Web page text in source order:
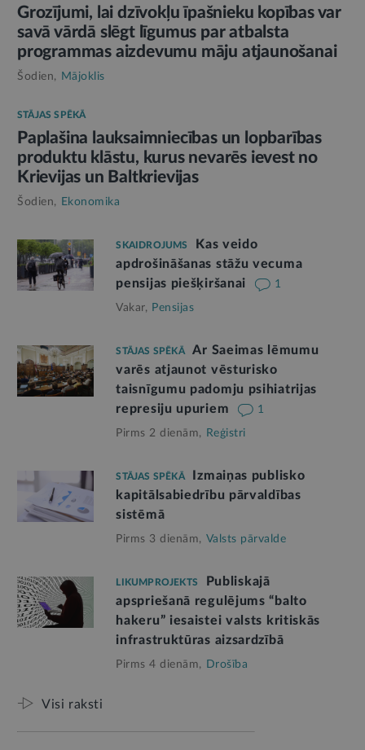
Grozījumi, lai dzīvokļu īpašnieku kopības var
savā vārdā slēgt līgumus par atbalsta
programmas aizdevumu māju atjaunošanai
Šodien, Mājoklis
STĀJAS SPĒKĀ
Paplašina lauksaimniecības un lopbarības
produktu klāstu, kurus nevarēs ievest no
Krievijas un Baltkrievijas
Šodien, Ekonomika
SKAIDROJUMS
Kas veido
apdrošināšanas stāžu vecuma
pensijas piešķiršanai
1
Vakar, Pensijas
STĀJAS SPĒKĀ
Ar Saeimas lēmumu
varēs atjaunot vēsturisko
taisnīgumu padomju psihiatrijas
represiju upuriem
1
Pirms 2 dienām, Reģistri
STĀJAS SPĒKĀ
Izmaiņas publisko
kapitālsabiedrību pārvaldības
sistēmā
Pirms 3 dienām, Valsts pārvalde
LIKUMPROJEKTS
Publiskajā
apspriešanā regulējums “balto
hakeru” iesaistei valsts kritiskās
infrastruktūras aizsardzībā
Pirms 4 dienām, Drošība
Visi raksti